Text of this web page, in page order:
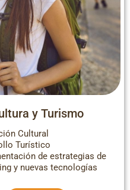
y Turismo
Cultural
Turístico
de estrategias de
y nuevas tecnologías